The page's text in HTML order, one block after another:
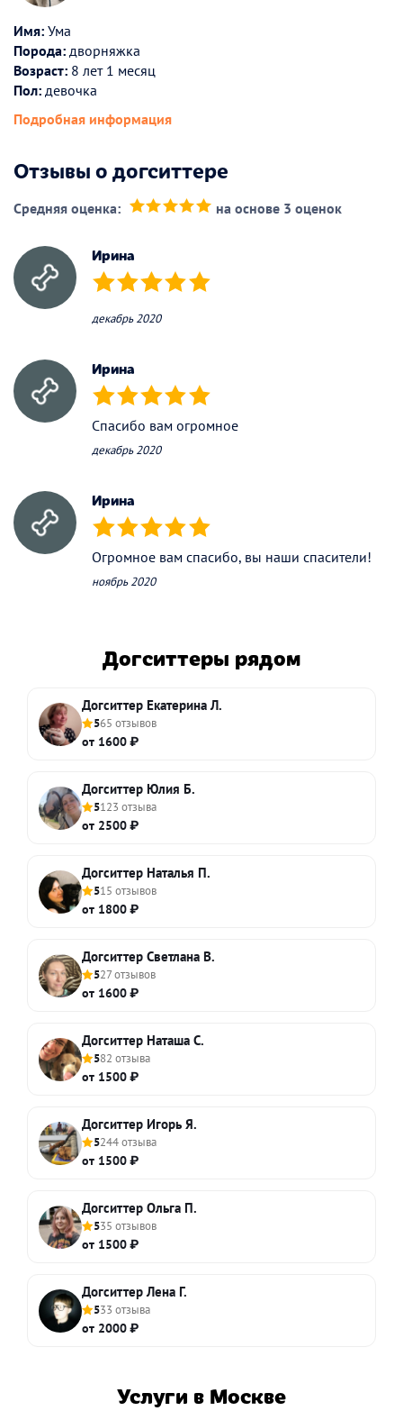
Имя: Ума
Порода: дворняжка
Возраст: 8 лет 1 месяц
Пол: девочка
Подробная информация
Отзывы о догситтере
Средняя оценка: на основе 3 оценок
Ирина
(*) (*) (*) (*) (*)
декабрь 2020
Ирина
(*) (*) (*) (*) (*)
Спасибо вам огромное
декабрь 2020
Ирина
(*) (*) (*) (*) (*)
Огромное вам спасибо, вы наши спасители!
ноябрь 2020
Догситтеры рядом
Догситтер Екатерина Л.
565 отзывов
от 1600 ₽
Догситтер Юлия Б.
5123 отзыва
от 2500 ₽
Догситтер Наталья П.
515 отзывов
от 1800 ₽
Догситтер Светлана В.
527 отзывов
от 1600 ₽
Догситтер Наташа С.
582 отзыва
от 1500 ₽
Догситтер Игорь Я.
5244 отзыва
от 1500 ₽
Догситтер Ольга П.
535 отзывов
от 1500 ₽
Догситтер Лена Г.
533 отзыва
от 2000 ₽
Услуги в Москве